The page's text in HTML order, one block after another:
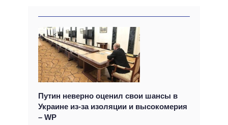
Путин неверно оценил свои шансы в
Украине из-за изоляции и высокомерия
– WP